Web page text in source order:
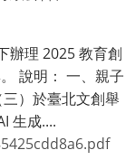
辦理 2025 教育創
說明： 一、親子
）於臺北文創舉
生成....